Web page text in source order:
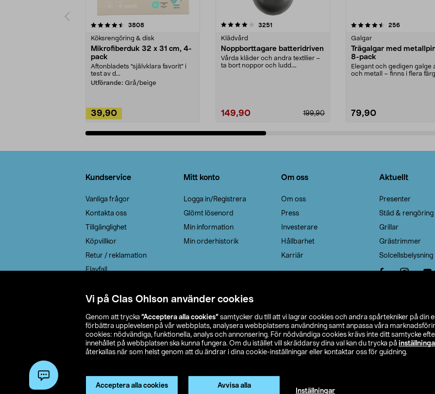
Vi på Clas Ohlson använder cookies
Genom att trycka ”Acceptera alla cookies” samtycker du till att vi lagrar cookies och andra spårtekniker på din
förbättra upplevelsen på vår webbplats, analysera webbplatsens användning samt anpassa våra
cookies: nödvändiga, funktionella, analys och annonsering. För nödvändiga cookies krävs inte ditt samtycke
innehållet på webbplatsen ska kunna fungera. Om du istället vill skräddarsy dina val kan du trycka på
återkallas när som helst genom att du ändrar i dina cookie-inställningar eller kontaktar oss för guidning.
Acceptera alla cookies Avvisa alla
Inställningar
3808recensioner
Köksrengöring & disk
Mikrofiberduk 32 x 31 cm, 4-
pack
Aftonbladets "självklara favorit” i
test av d...
Utförande: Grå/beige
39,90
4.0av 5 stjärnor 3251
Klädvård
Noppborttagare batteridriven
Vårda kläder och andra textilier –
ta bort noppor och ludd.
199,90
149,90
4.5av 5 stjärnor 256recensioner
Galgar
Trägalgar med
8-pack
Elegant och gedigen galge
och metall – finns i flera
79,90
4.0av 5 stjärnor
Kundservice
Vanliga frågor
Kontakta oss
Tillgänglighet
Köpvillkor
Retur / reklamation
Elavfall
Leveransalternativ
Mitt konto
Logga in/Registrera
Glömt lösenord
Min information
Min orderhistorik
Om oss
Om oss
Press
Investerare
Hållbarhet
Karriär
Aktuellt
Presenter
Städ & rengöring
Grillar
Grästrimmer
Solcellsbelysning